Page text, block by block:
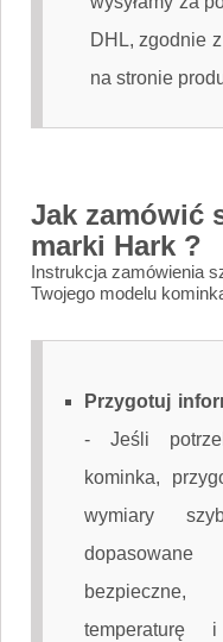
DHL, zgodnie
na stronie
Jak zamówić
marki Hark ?
Instrukcja zamówienia
Twojego modelu
Przygotuj
- Jeśli
kominka,
wymiary
temperaturę